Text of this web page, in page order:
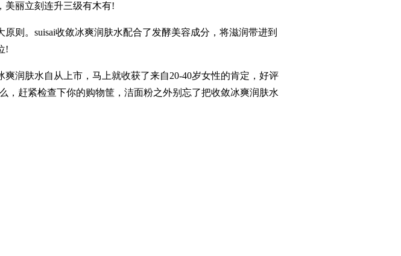
美丽立刻连升三级有木有!
。suisai收敛冰爽润肤水配合了发酵美容成分，将滋润带进到
!
肤水自从上市，马上就收获了来自20-40岁女性的肯定，好评
赶紧检查下你的购物筐，洁面粉之外别忘了把收敛冰爽润肤水